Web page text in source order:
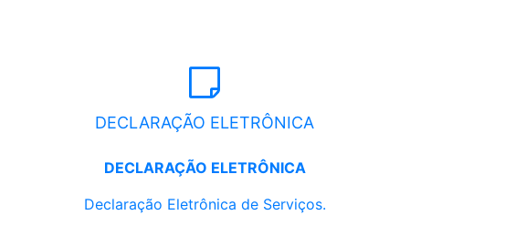
DECLARAÇÃO ELETRÔNICA
DECLARAÇÃO ELETRÔNICA
Declaração Eletrônica de Serviços.